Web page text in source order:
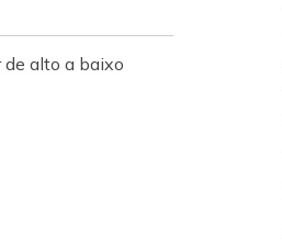
de alto a baixo